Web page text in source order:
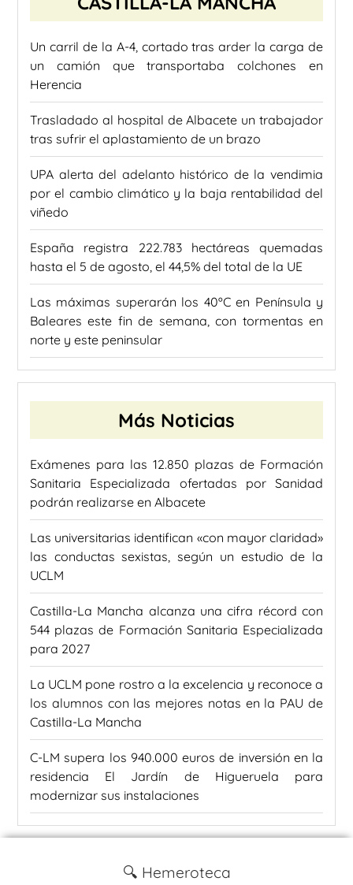
Un carril de la A-4, cortado tras arder la carga de
un camión que transportaba colchones en
Herencia
Trasladado al hospital de Albacete un trabajador
tras sufrir el aplastamiento de un brazo
UPA alerta del adelanto histórico de la vendimia
por el cambio climático y la baja rentabilidad del
viñedo
España registra 222.783 hectáreas quemadas
hasta el 5 de agosto, el 44,5% del total de la UE
Las máximas superarán los 40ºC en Península y
Baleares este fin de semana, con tormentas en
norte y este peninsular
Más Noticias
Exámenes para las 12.850 plazas de Formación
Sanitaria Especializada ofertadas por Sanidad
podrán realizarse en Albacete
Las universitarias identifican «con mayor claridad»
las conductas sexistas, según un estudio de la
UCLM
Castilla-La Mancha alcanza una cifra récord con
544 plazas de Formación Sanitaria Especializada
para 2027
La UCLM pone rostro a la excelencia y reconoce a
los alumnos con las mejores notas en la PAU de
Castilla-La Mancha
C-LM supera los 940.000 euros de inversión en la
residencia El Jardín de Higueruela para
modernizar sus instalaciones
🔍 Hemeroteca